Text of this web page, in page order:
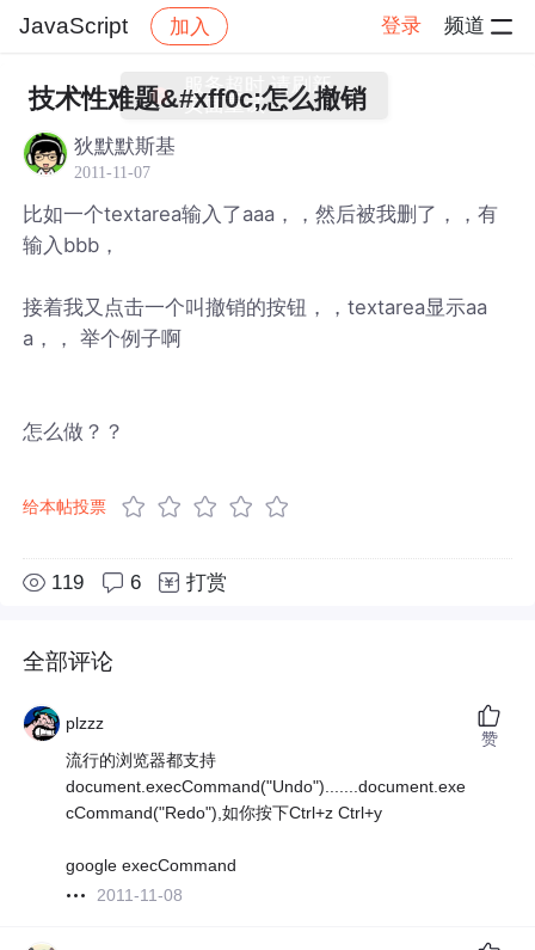
JavaScript 加入 登录 频道
社区 JavaScript 帖子详情
技术性难题&#xff0c;怎么撤销
狄默默斯基
2011-11-07
比如一个textarea输入了aaa，，然后被我删了，，有
输入bbb，
接着我又点击一个叫撤销的按钮，，textarea显示aa
a，， 举个例子啊
怎么做？？
给本帖投票
119 6 打赏
全部评论
plzzz
流行的浏览器都支持
document.execCommand("Undo").......document.exe
cCommand("Redo"),如你按下Ctrl+z Ctrl+y
google execCommand
2011-11-08
赞